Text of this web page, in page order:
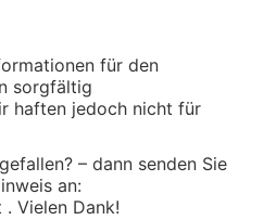
für den
sorgfältig
haften jedoch nicht für
– dann senden Sie
an:
. Vielen Dank!